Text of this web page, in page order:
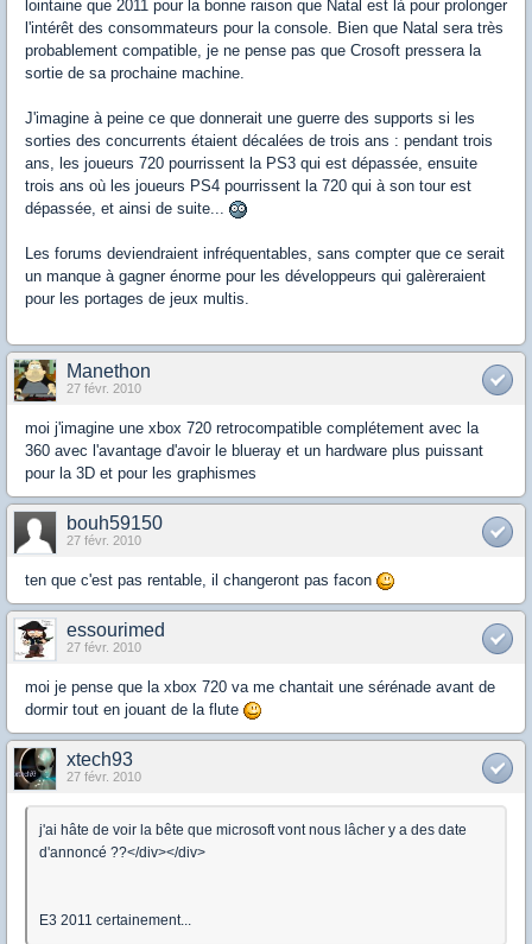
lointaine que 2011 pour la bonne raison que Natal est là pour prolonger
l'intérêt des consommateurs pour la console. Bien que Natal sera très
probablement compatible, je ne pense pas que Crosoft pressera la
sortie de sa prochaine machine.
J'imagine à peine ce que donnerait une guerre des supports si les
sorties des concurrents étaient décalées de trois ans : pendant trois
ans, les joueurs 720 pourrissent la PS3 qui est dépassée, ensuite
trois ans où les joueurs PS4 pourrissent la 720 qui à son tour est
dépassée, et ainsi de suite...
Les forums deviendraient infréquentables, sans compter que ce serait
un manque à gagner énorme pour les développeurs qui galèreraient
pour les portages de jeux multis.
Manethon
27 févr. 2010
moi j'imagine une xbox 720 retrocompatible complétement avec la
360 avec l'avantage d'avoir le blueray et un hardware plus puissant
pour la 3D et pour les graphismes
bouh59150
27 févr. 2010
ten que c'est pas rentable, il changeront pas facon
essourimed
27 févr. 2010
moi je pense que la xbox 720 va me chantait une sérénade avant de
dormir tout en jouant de la flute
xtech93
27 févr. 2010
j'ai hâte de voir la bête que microsoft vont nous lâcher y a des date
d'annoncé ??</div></div>
E3 2011 certainement...